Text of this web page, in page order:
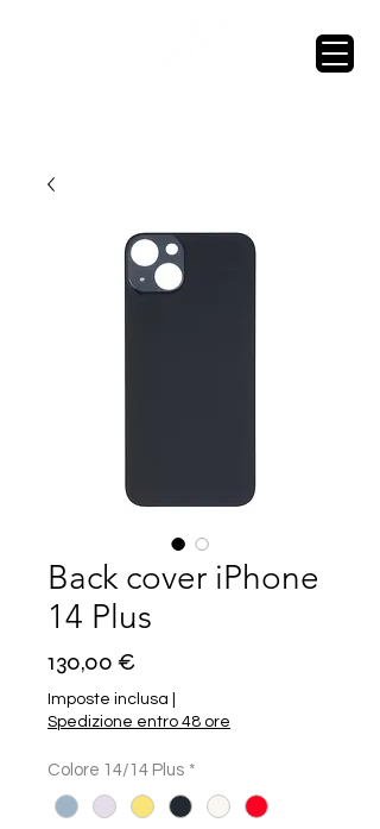
Back cover iPhone
14 Plus
130,00 €
Imposte inclusa
Spedizione entro 48 ore
Colore 14/14 Plus *